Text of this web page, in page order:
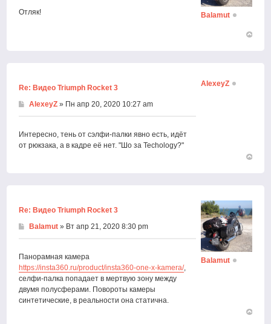
Отляк! Balamut
Re: Видео Triumph Rocket 3
AlexeyZ » Пн апр 20, 2020 10:27 am
Интересно, тень от сэлфи-палки явно есть, идёт
от рюкзака, а в кадре её нет. "Шо за Techology?"
AlexeyZ
Re: Видео Triumph Rocket 3
Balamut » Вт апр 21, 2020 8:30 pm
Панорамная камера
https://insta360.ru/product/insta360-one-x-kamera/,
селфи-палка попадает в мертвую зону между
двумя полусферами. Повороты камеры
синтетические, в реальности она статична.
Balamut